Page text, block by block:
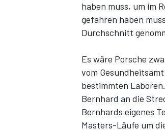
haben muss, um im
gefahren haben
Durchschnitt
Es wäre Porsche
vom
bestimmten
Bernhard an die
Bernhards eigenes
Masters-Läufe um